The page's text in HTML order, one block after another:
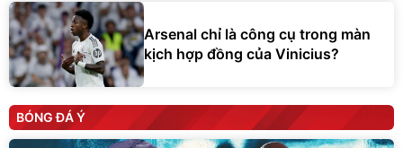
Arsenal chỉ là công cụ trong màn
kịch hợp đồng của Vinicius?
BÓNG ĐÁ Ý